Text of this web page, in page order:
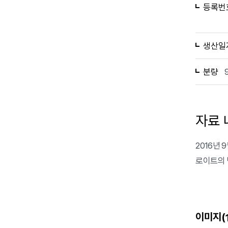
등록번
생산일
분량
자료
2016년 9
로이트의
이미지(